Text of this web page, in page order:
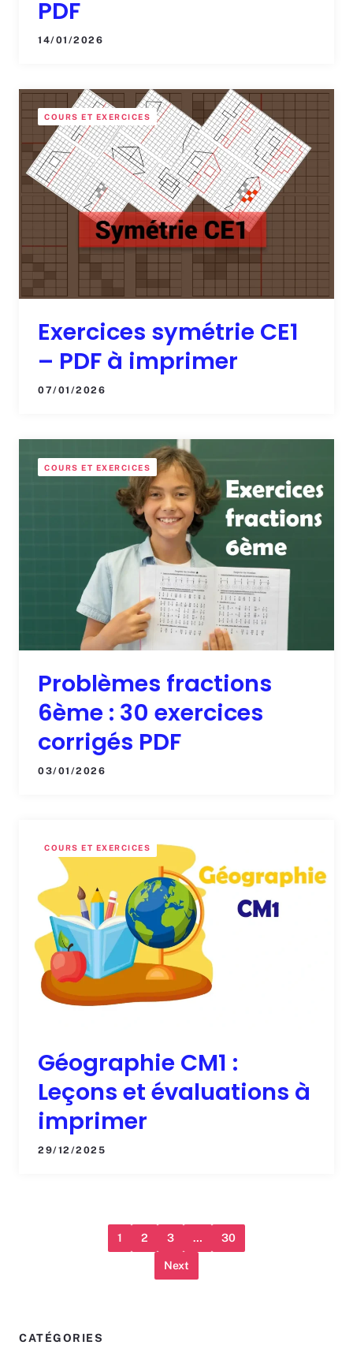
PDF
14/01/2026
COURS ET EXERCICES
Exercices symétrie CE1
– PDF à imprimer
07/01/2026
COURS ET EXERCICES
Problèmes fractions
6ème : 30 exercices
corrigés PDF
03/01/2026
COURS ET EXERCICES
Géographie CM1 :
Leçons et évaluations à
imprimer
29/12/2025
1 2 3 … 30
Next
CATÉGORIES